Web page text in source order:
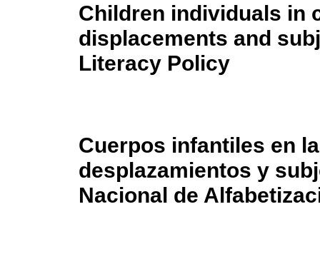
Children individuals in
displacements and
Literacy Policy
Cuerpos infantiles en
desplazamientos y
Nacional de